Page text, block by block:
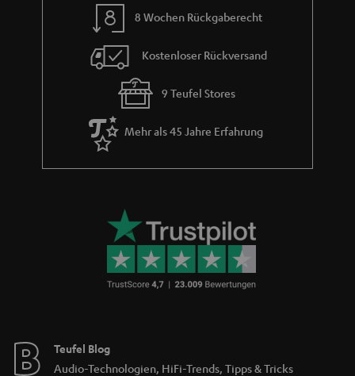
8 Wochen Rückgaberecht
Kostenloser Rückversand
9 Teufel Stores
Mehr als 45 Jahre Erfahrung
Teufel Blog
Audio-Technologien, HiFi-Trends, Tipps & Tricks